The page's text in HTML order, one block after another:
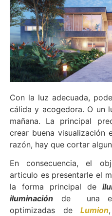
Con la luz adecuada,
cálida y acogedora. O un
mañana. La principal
crear buena visualización
razón, hay que cortar
En consecuencia, el
articulo es presentarle el
la forma principal de
iluminación de una
optimizadas de
Lumion